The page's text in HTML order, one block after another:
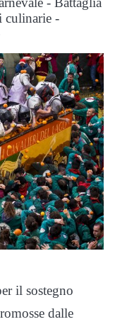
culinarie -
il sostegno
dalle